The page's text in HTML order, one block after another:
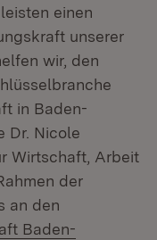
einen
unserer
wir, den
in Baden-
Dr. Nicole
Wirtschaft, Arbeit
der
an den
Baden-